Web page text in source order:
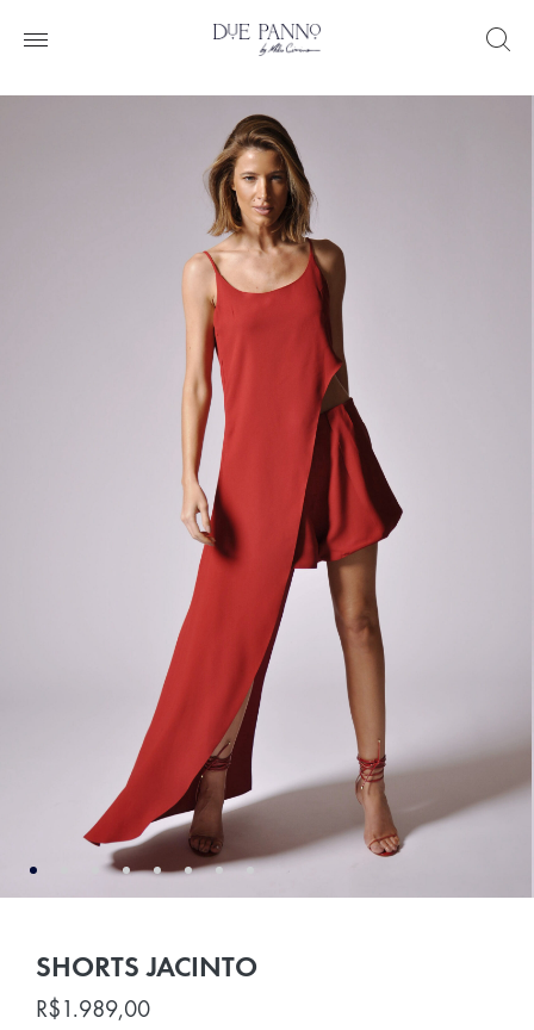
SHORTS JACINTO
R$1.989,00